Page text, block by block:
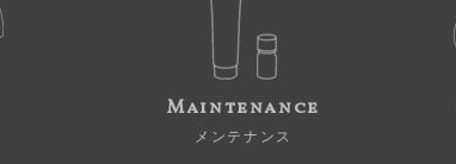
Maintenance
メンテナンス